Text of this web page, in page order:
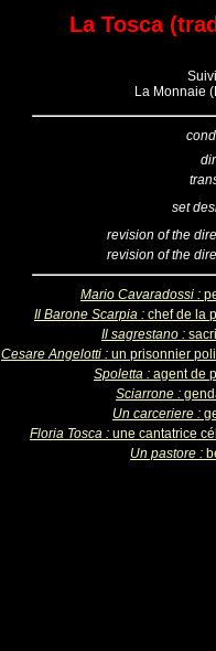
La Tosca
La Monnaie
set
revision of the
revision of the
Mario Cavaradossi :
Il Barone Scarpia : chef de la
Il sagrestano :
Cesare Angelotti : un prisonnier
Spoletta : agent de
Sciarrone :
Un carceriere :
Floria Tosca : une cantatrice
Un pastore :